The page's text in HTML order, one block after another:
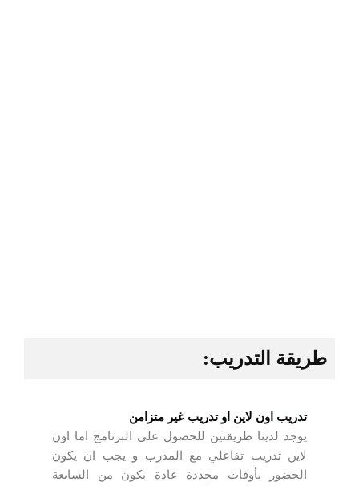
طريقة التدريب:
تدريب اون لاين او تدريب غير متزامن
يوجد لدينا طريقتين للحصول على البرنامج اما اون
لاين تدريب تفاعلي مع المدرب و يجب ان يكون
الحضور بأوقات محددة عادة يكون من السابعة